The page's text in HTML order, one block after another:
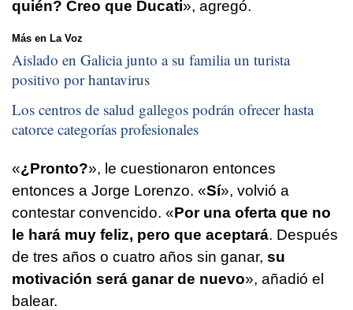
quién? Creo que Ducati», agregó.
Más en La Voz
Aislado en Galicia junto a su familia un turista
positivo por hantavirus
Los centros de salud gallegos podrán ofrecer hasta
catorce categorías profesionales
«¿Pronto?», le cuestionaron entonces
entonces a Jorge Lorenzo. «Sí», volvió a
contestar convencido. «Por una oferta que no
le hará muy feliz, pero que aceptará. Después
de tres años o cuatro años sin ganar, su
motivación será ganar de nuevo», añadió el
balear.